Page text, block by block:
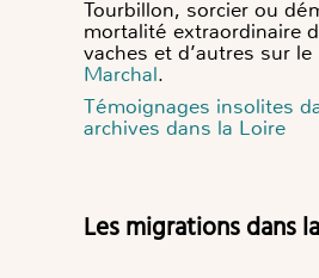
Tourbillon, sorcier ou
mortalité extraordinaire
vaches et d’autres sur le
Marchal.
Témoignages insolites
archives dans la Loire
Les migrations dans